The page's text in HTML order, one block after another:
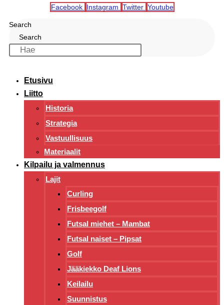
Facebook Instagram Twitter Youtube
Search
Search
Etusivu
Liitto
Historia
Strategia
Vastuullisuus
Materiaalit
Kilpailu ja valmennus
Lajit
Curling
Frisbeegolf
Futsal miehet – Mambat
Futsal naiset – Pipsat
Golf
Jääkiekko Deaf Lions
Keilailu
Suunnistus